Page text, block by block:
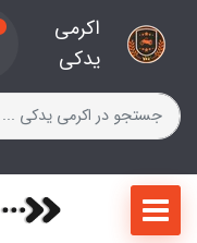
اکرمی
یدکی